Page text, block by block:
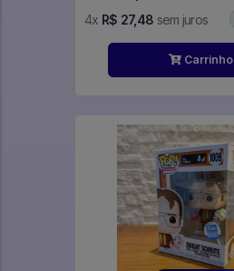
4x R$ 27,48 sem juros
Carrinho